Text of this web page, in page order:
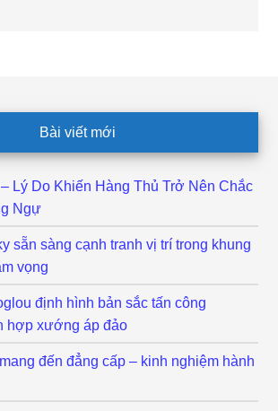
Bài viết mới
Lý Do Khiến Hàng Thủ Trở Nên Chắc
Ngự
sẵn sàng cạnh tranh vị trí trong khung
vọng
định hình bản sắc tấn công
hợp xướng áp đảo
đến đẳng cấp – kinh nghiệm hành